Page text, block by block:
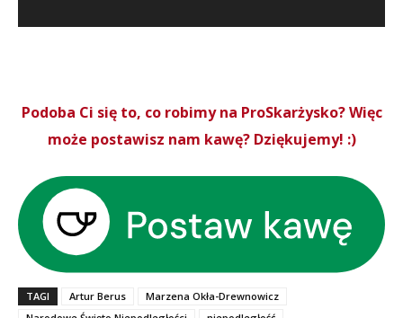
Podoba Ci się to, co robimy na ProSkarżysko? Więc
może postawisz nam kawę? Dziękujemy! :)
TAGI Artur Berus
Marzena Okła-Drewnowicz